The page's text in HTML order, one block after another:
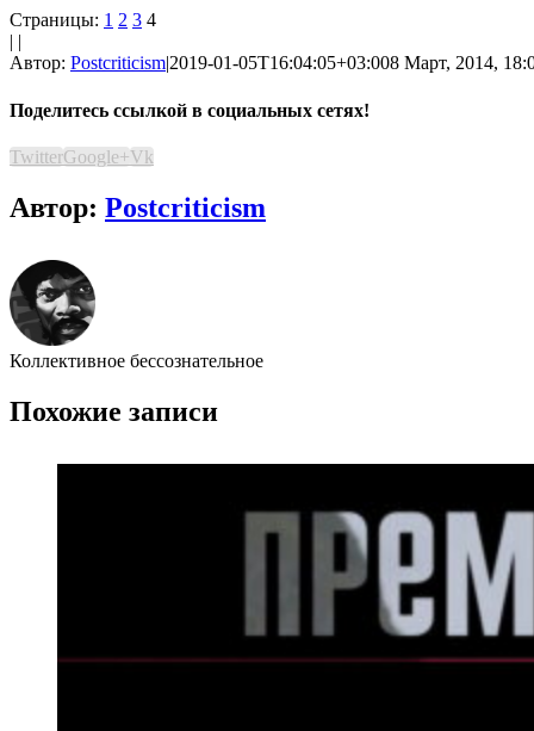
Страницы: 1 2 3 4
| |
Автор: Postcriticism|2019-01-05T16:04:05+03:008 Март, 2014,
Поделитесь ссылкой в социальных сетях!
TwitterGoogle+Vk
Автор: Postcriticism
Коллективное бессознательное
Похожие записи